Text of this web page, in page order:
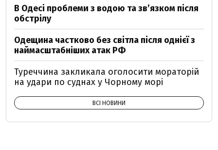
В Одесі проблеми з водою та звʼязком після
обстрілу
Одещина частково без світла після однієї з
наймасштабніших атак РФ
Туреччина закликала оголосити мораторій
на удари по суднах у Чорному морі
ВСІ НОВИНИ